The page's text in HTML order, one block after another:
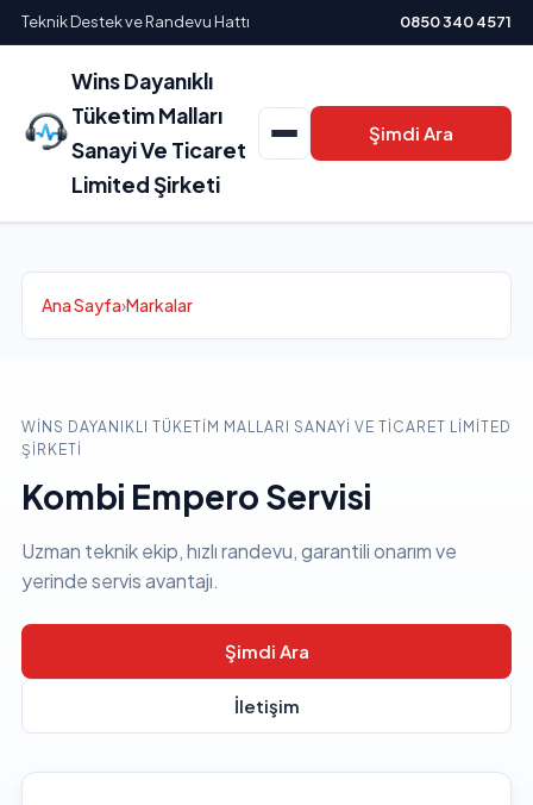
Teknik Destek ve Randevu Hattı 0850 340 4571
Wins Dayanıklı
Tüketim Malları
Sanayi Ve Ticaret
Limited Şirketi
Şimdi Ara
Ana Sayfa›Markalar
WINS DAYANIKLI TÜKETIM MALLARI SANAYI VE TICARET LIMITED
ŞIRKETI
Kombi Empero Servisi
Uzman teknik ekip, hızlı randevu, garantili onarım ve
yerinde servis avantajı.
Şimdi Ara
İletişim